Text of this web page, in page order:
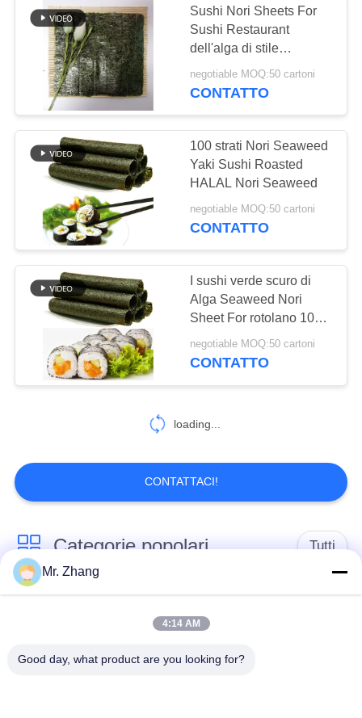
Sushi Nori Sheets For
Sushi Restaurant
dell'alga di stile
giapponese facendo uso
di
negotiable MOQ:50 cartoni
CONTATTO
100 strati Nori Seaweed
Yaki Sushi Roasted
HALAL Nori Seaweed
negotiable MOQ:50 cartoni
CONTATTO
I sushi verde scuro di
Alga Seaweed Nori
Sheet For rotolano 100
strati
negotiable MOQ:50 cartoni
CONTATTO
loading...
CONTATTACI!
Categorie popolari Tutti
Briciole di pane
briciole di pane
giapponesi
Briciole di pane di
Mr. Zhang
4:14 AM
Good day, what product are you looking for?